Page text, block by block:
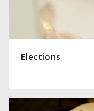
Elections